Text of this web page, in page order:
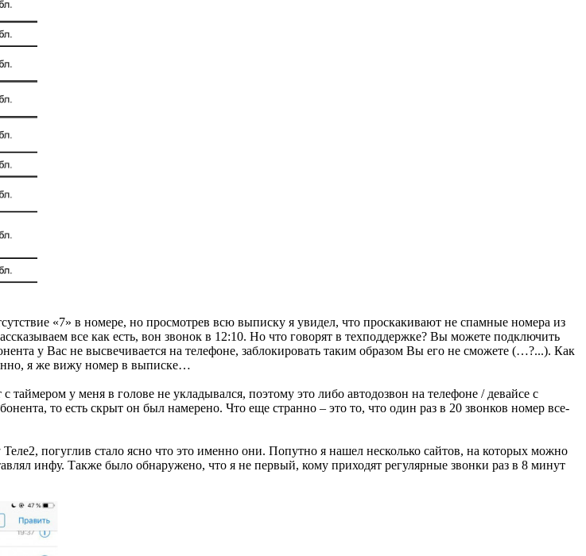
«7» в номере, но просмотрев всю выписку я увидел, что проскакивают не спамные номера из
все как есть, вон звонок в 12:10. Но что говорят в техподдержке? Вы можете подключить
у Вас не высвечивается на телефоне, заблокировать таким образом Вы его не сможете (…?...). Как
я же вижу номер в выписке…
у меня в голове не укладывался, поэтому это либо автодозвон на телефоне / девайсе с
то есть скрыт он был намерено. Что еще странно – это то, что один раз в 20 звонков номер все-
погуглив стало ясно что это именно они. Попутно я нашел несколько сайтов, на которых можно
инфу. Также было обнаружено, что я не первый, кому приходят регулярные звонки раз в 8 минут